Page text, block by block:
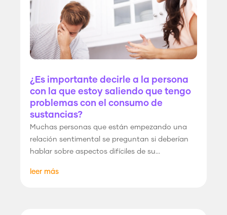
¿Es importante decirle a la persona
con la que estoy saliendo que tengo
problemas con el consumo de
sustancias?
Muchas personas que están empezando una
relación sentimental se preguntan si deberían
hablar sobre aspectos difíciles de su...
leer más